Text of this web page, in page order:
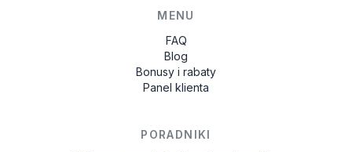
MENU
FAQ
Blog
Bonusy i rabaty
Panel klienta
PORADNIKI